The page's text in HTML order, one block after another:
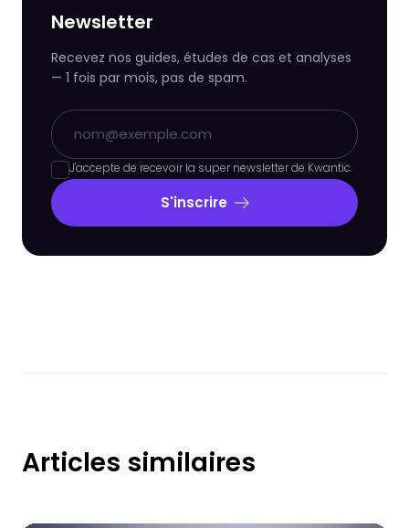
Newsletter
Recevez nos guides, études de cas et analyses
— 1 fois par mois, pas de spam.
J'accepte de recevoir la super newsletter de Kwantic.
S'inscrire
Articles similaires